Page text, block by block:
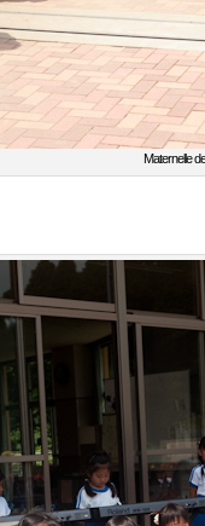
Maternelle